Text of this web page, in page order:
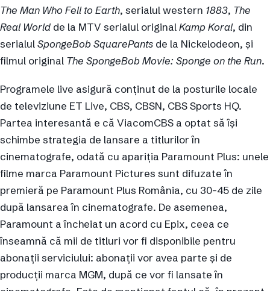
The Man Who Fell to Earth, serialul western 1883, The
Real World de la MTV serialul originalKamp Koral, din
serialulSpongeBob SquarePants de la Nickelodeon, și
filmul original The SpongeBob Movie: Sponge on the Run.
Programele live asigură conținut de la posturile locale
de televiziune ET Live, CBS, CBSN, CBS Sports HQ.
Partea interesantă e că ViacomCBS a optat să își
schimbe strategia de lansare a titlurilor în
cinematografe, odată cu apariția Paramount Plus: unele
filme marca Paramount Pictures sunt difuzate în
premieră pe Paramount Plus România, cu 30-45 de zile
după lansarea în cinematografe. De asemenea,
Paramount a încheiat un acord cu Epix, ceea ce
înseamnă că mii de titluri vor fi disponibile pentru
abonații serviciului: abonații vor avea parte și de
producții marca MGM, după ce vor fi lansate în